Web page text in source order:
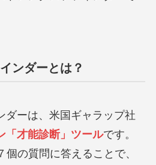
ンダーとは？
ダーは、米国ギャラップ社
「才能診断」ツールです。
の質問に答えることで、